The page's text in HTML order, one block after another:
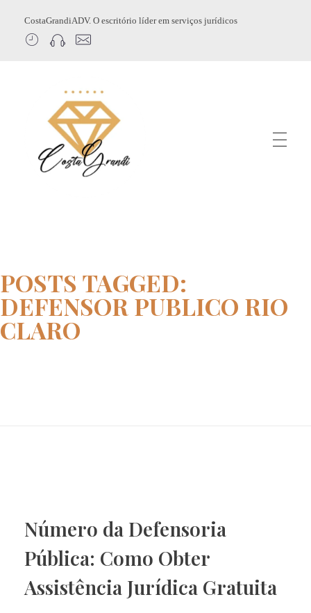
CostaGrandiADV. O escritório líder em serviços jurídicos
POSTS TAGGED:
DEFENSOR PUBLICO RIO
CLARO
Número da Defensoria
Pública: Como Obter
Assistência Jurídica Gratuita